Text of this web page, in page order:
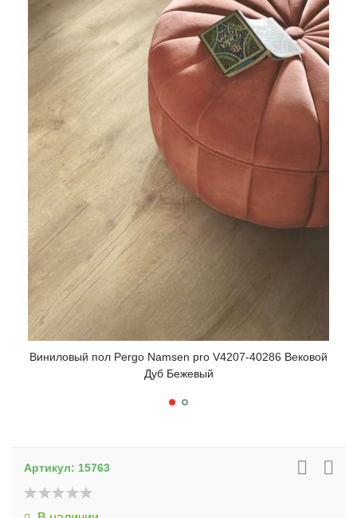
Виниловый пол Pergo Namsen pro V4207-40286 Вековой
Дуб Бежевый
Артикул: 15763